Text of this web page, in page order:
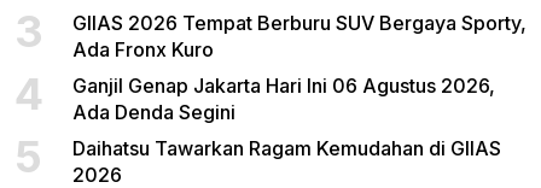
3
GIIAS 2026 Tempat Berburu SUV Bergaya Sporty,
Ada Fronx Kuro
4
Ganjil Genap Jakarta Hari Ini 06 Agustus 2026,
Ada Denda Segini
5
Daihatsu Tawarkan Ragam Kemudahan di GIIAS
2026